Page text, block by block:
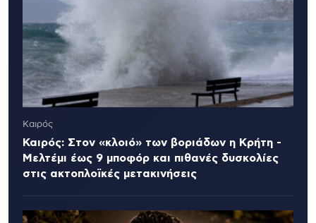
Καιρός
Καιρός: Στον «κλοιό» των βοριάδων η Κρήτη -
Μελτέμι έως 9 μποφόρ και πιθανές δυσκολίες
στις ακτοπλοϊκές μετακινήσεις